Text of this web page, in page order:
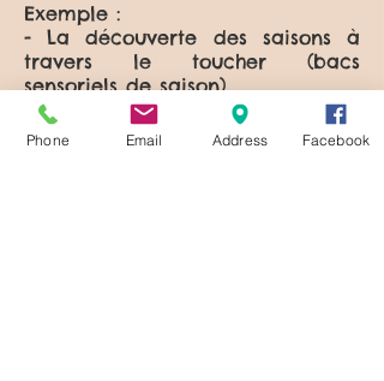
Exemple :
- La découverte des saisons à
travers le toucher (bacs
sensoriels de saison)
- Gestion des émotions avec le
massage
Phone Email Address Facebook